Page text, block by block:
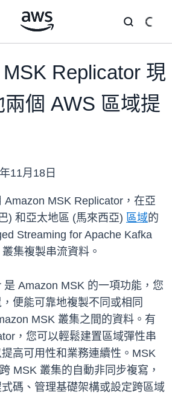
Replicator 現
兩個 AWS 區域提
11月18日
Amazon MSK Replicator，在亞
) 和亞太地區 (馬來西亞) 區域的
Streaming for Apache Kafka
叢集複製串流資料。
是 Amazon MSK 的一項功能，您
便能可靠地複製不同或相同
MSK 叢集之間的資料。有
，您可以輕鬆建置區域彈性串
高可用性和業務連續性。MSK
MSK 叢集的自動非同步複寫，
碼、管理基礎架構或設定跨區域